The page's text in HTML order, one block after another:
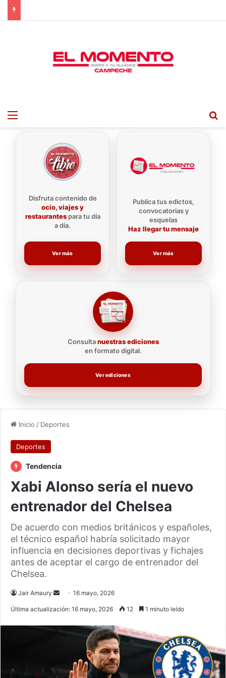
Menu
Disfruta contenido de
ocio, viajes y
restaurantespara tu día
a día.
Ver más
Consultanuestras ediciones
en formato digital.
Ver ediciones
Publica tus edictos,
convocatorias y
esquelas
Haz llegar tu mensaje
Ver más
Inicio / Deportes
Deportes
Tendencia
Xabi Alonso sería el nuevo
entrenador del Chelsea
De acuerdo con medios británicos y españoles,
el técnico español habría solicitado mayor
influencia en decisiones deportivas y fichajes
antes de aceptar el cargo de entrenador del
Chelsea.
Jair Amaury
Send
an
16 mayo, 2026
Última actualización: 16 mayo, 2026 12 1 minuto leído